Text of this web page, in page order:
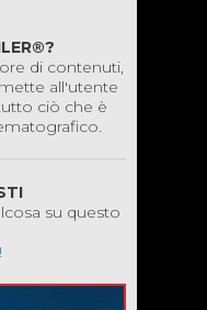
di contenuti,
all'utente
ciò che è
su questo